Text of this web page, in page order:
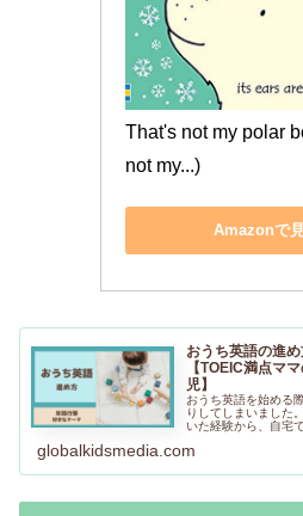
That's not my polar
not my...)
Amazonで
おうち英語の進
【TOEIC満点マ
児】
おうち英語を始める
りしてしまいました
いた経験から、自宅
参考になることがあ
globalkidsmedia.com